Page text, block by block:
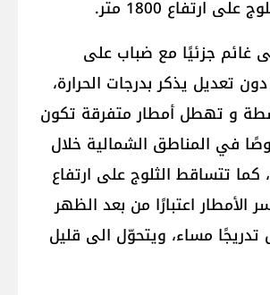
ارتفاع 1800 متر.
غائم جزئيًا مع ضباب على
تعديل يذكر بدرجات الحرارة،
و تهطل أمطار متفرقة تكون
في المناطق الشمالية خلال
كما تتساقط الثلوج على ارتفاع
الأمطار اعتبارًا من بعد الظهر
مساء، ويتحوّل الى قليل